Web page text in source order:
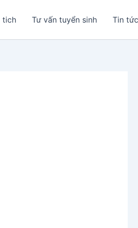
tich Tư vấn tuyển sinh Tin tức